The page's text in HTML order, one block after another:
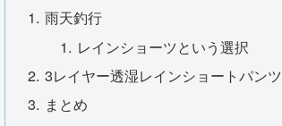
雨天釣行
レインショーツという選択
3レイヤー透湿レインショートパンツ
まとめ